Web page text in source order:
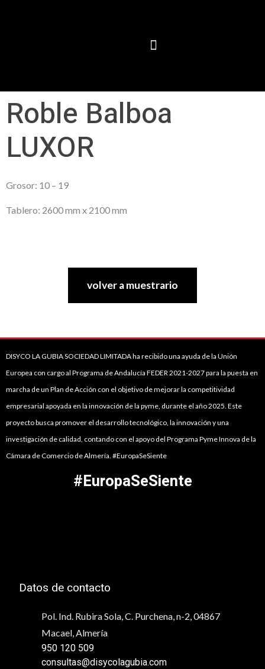
Roble Balboa
LUXOR
Grosor: 10 – 19
Tablero: 2600 mm x 2100 mm
volver a muestrario
DISYCO LA GUBIA SOCIEDAD LIMITADA ha recibido una ayuda de la Unión
Europea con cargo al Programa de Andalucía FEDER 2021-2027 para la puesta en
marcha de un Plan de Acción con el objetivo de mejorar la competitividad
empresarial apoyada en la innovación de la pyme, durante el año 2025. Este
proyecto busca promover el desarrollo tecnológico, la innovación y una
investigación de calidad, contando con el apoyo del Programa Pyme Innova de la
Cámara de Comercio de Almería. #EuropaSeSiente
#EuropaSeSiente
Datos de contacto
Pol. Ind. Rubira Sola, C. Purchena, n-2, 04867
Macael, Almería
950 120 509
consultas@disycolagubia.com